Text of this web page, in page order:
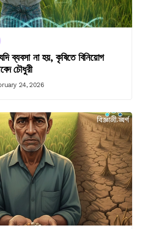
ব্যবসা না হয়, কৃষিতে বিনিয়োগ
চৌধুরী
24, 2026